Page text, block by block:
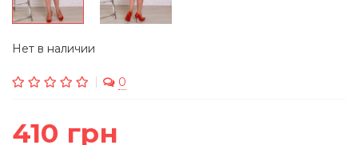
Нет в наличии
0
410 грн